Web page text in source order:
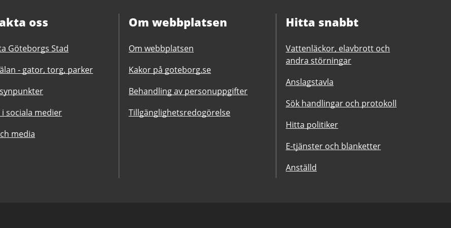
oss
Göteborgs Stad
- gator, torg, parker
i sociala medier
media
Om webbplatsen
Om webbplatsen
Kakor på goteborg.se
Behandling av personuppgifter
Tillgänglighetsredogörelse
Hitta snabbt
Vattenläckor, elavbrott och
andra störningar
Anslagstavla
Sök handlingar och protokoll
Hitta politiker
E-tjänster och blanketter
Anställd